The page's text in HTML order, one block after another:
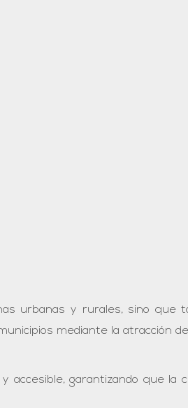
urbanas y rurales, sino que
mediante la atracción
accesible, garantizando que la